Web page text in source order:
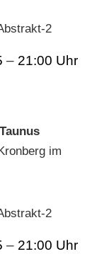
– 21:00
im
– 21:00